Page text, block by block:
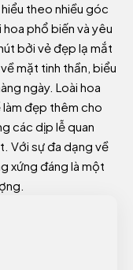
theo nhiều góc
phổ biến và yêu
bởi vẻ đẹp lạ mắt
mặt tinh thần, biểu
ngày. Loài hoa
đẹp thêm cho
các dịp lễ quan
Với sự đa dạng về
xứng đáng là một